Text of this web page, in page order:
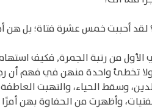
لقد أحببت خمس عشرة فتاة؛ بل
الأول من رتبة الجمرة, فكيف
تخطئ واحدة منهن في فهم أن
وسقط الحياء، والتهبت
وأظهرت من الحفاوة بهن